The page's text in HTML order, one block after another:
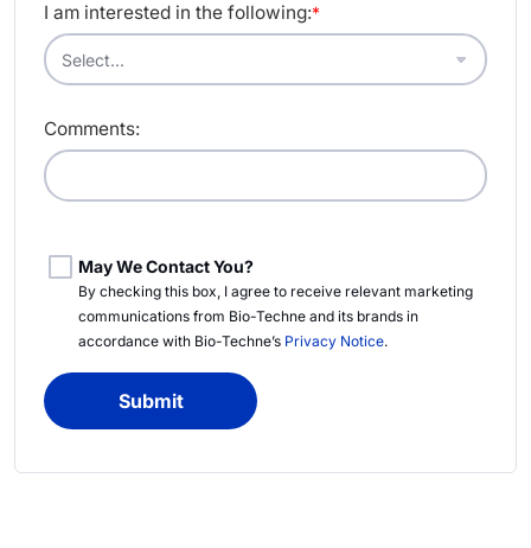
*
I am interested in the following:
Comments:
May We Contact You?
By checking this box, I agree to receive relevant marketing
communications from Bio-Techneand its brands in
accordance with Bio-Techne’s Privacy Notice.
Submit